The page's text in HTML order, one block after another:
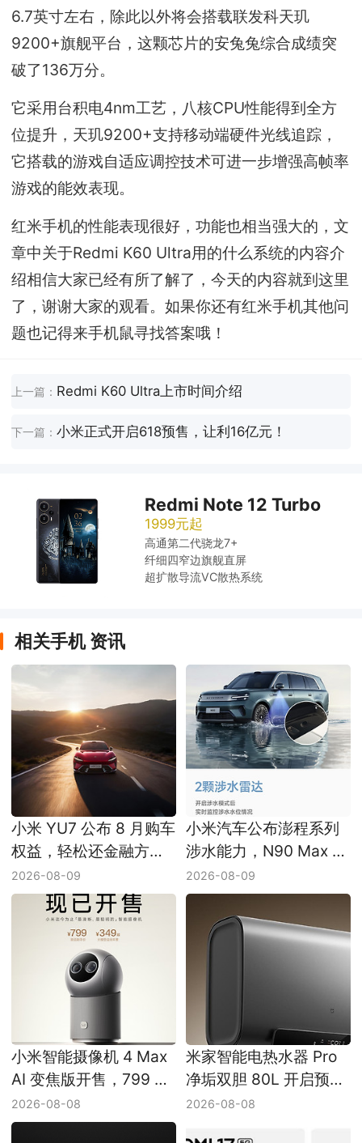
6.7英寸左右，除此以外将会搭载联发科天玑
9200+旗舰平台，这颗芯片的安兔兔综合成绩突
破了136万分。
它采用台积电4nm工艺，八核CPU性能得到全方
位提升，天玑9200+支持移动端硬件光线追踪，
它搭载的游戏自适应调控技术可进一步增强高帧率
游戏的能效表现。
红米手机的性能表现很好，功能也相当强大的，文
章中关于Redmi K60 Ultra用的什么系统的内容介
绍相信大家已经有所了解了，今天的内容就到这里
了，谢谢大家的观看。如果你还有红米手机其他问
题也记得来手机鼠寻找答案哦！
上一篇： Redmi K60 Ultra上市时间介绍
下一篇：小米正式开启618预售，让利16亿元！
Redmi Note 12 Turbo
1999元起
高通第二代骁龙7+
纤细四窄边旗舰直屏
超扩散导流VC散热系统
相关手机 资讯
小米 YU7 公布 8 月购车
权益，轻松还金融方案
上线
2026-08-09
小米汽车公布澎程系列
涉水能力，N90 Max 最
高涉水深度 750mm
2026-08-09
小米智能摄像机 4 Max
AI 变焦版开售，799 元
主打 AI 看护和视频搜索
2026-08-08
米家智能电热水器 Pro
净垢双胆 80L 开启预
售，8 月 13 日正式开售
2026-08-08